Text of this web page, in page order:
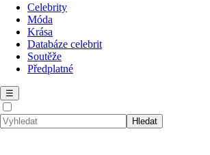
Celebrity
Móda
Krása
Databáze celebrit
Soutěže
Předplatné
☰